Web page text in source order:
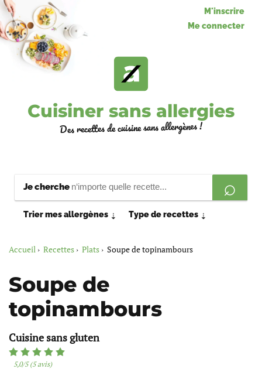
M'inscrire
Me connecter
Cuisiner sans allergies
Des recettes de cuisine sans allergènes !
Je cherche
Trier mes allergènes ⇣ Type de recettes ⇣
Accueil Recettes Plats Soupe de topinambours
Soupe de
topinambours
Cuisine sans gluten
5,0/5 (5 avis)